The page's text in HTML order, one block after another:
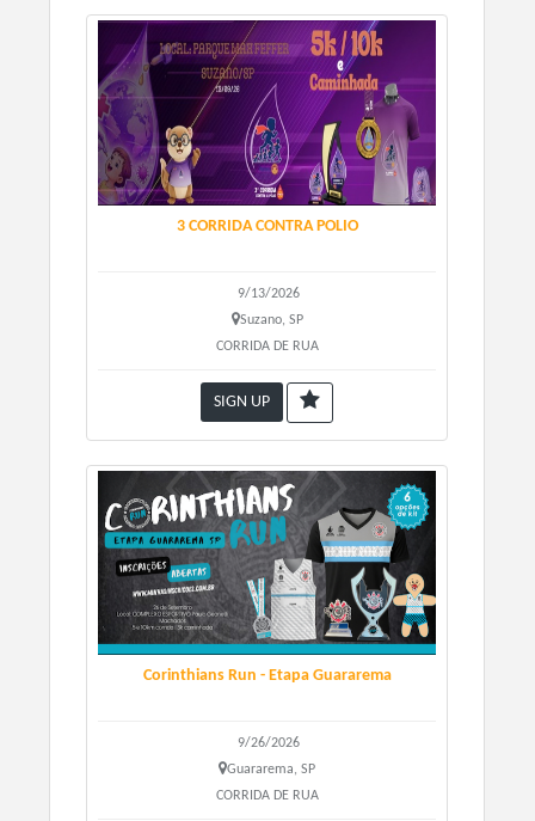
própria camiseta.Não haverá utilização de chip
na caminhada.
3 CORRIDA CONTRA POLIO
9/13/2026
Suzano, SP
CORRIDA DE RUA
SIGN UP
Corinthians Run - Etapa Guararema
9/26/2026
Guararema, SP
CORRIDA DE RUA